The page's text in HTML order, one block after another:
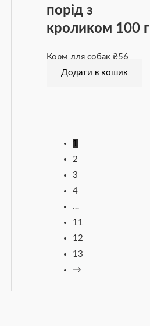
порід з
кроликом 100 г
Корм для собак ₴56
Додати в кошик
1
2
3
4
…
11
12
13
→